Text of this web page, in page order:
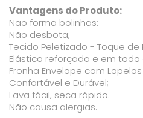
Vantagens do Produto:
Não forma bolinhas:
Não desbota;
Tecido Peletizado - Toque de
Elástico reforçado e em todo
Fronha Envelope com
Confortável e Durável;
Lava fácil, seca rápido.
Não causa alergias.